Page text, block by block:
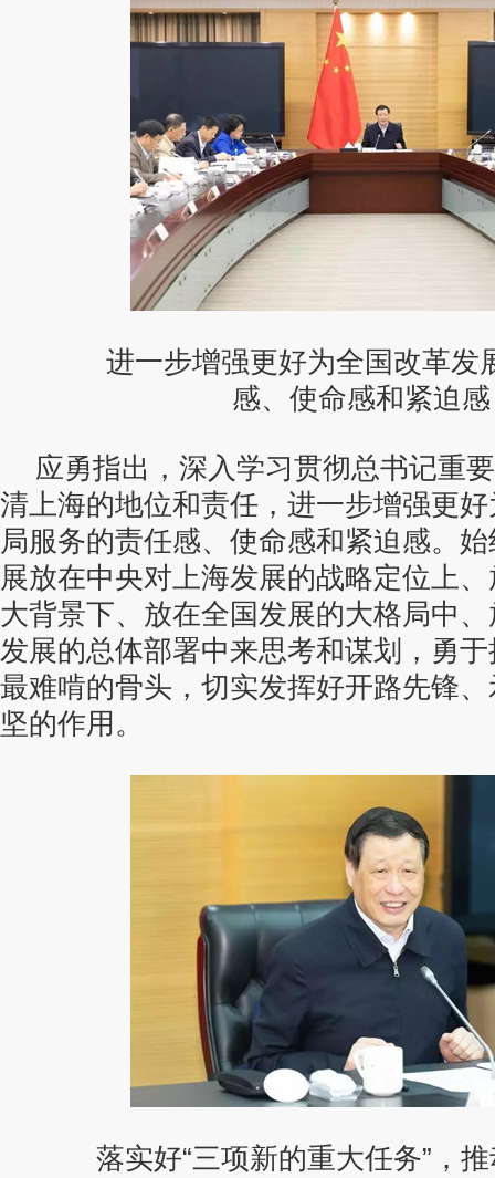
进一步增强更好为全国改革发
感、使命感和紧迫感
应勇指出，深入学习贯彻总书记重
清上海的地位和责任，进一步增强更
局服务的责任感、使命感和紧迫感。
展放在中央对上海发展的战略定位上
大背景下、放在全国发展的大格局中
发展的总体部署中来思考和谋划，勇
最难啃的骨头，切实发挥好开路先锋
坚的作用。
落实好“三项新的重大任务”，推